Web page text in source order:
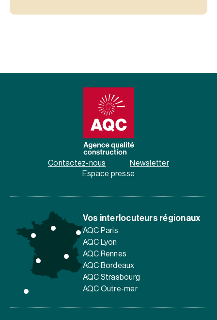
Contactez-nous
Newsletter
Espace presse
Vos interlocuteurs régionaux
AQC Paris
AQC Lyon
AQC Rennes
AQC Bordeaux
AQC Strasbourg
AQC Outre-mer